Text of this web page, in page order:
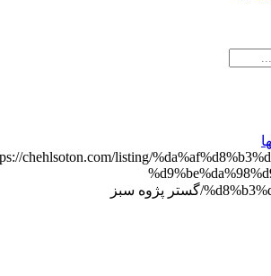
https://chehlsoton.com/listing/
گستر پژوه سبز